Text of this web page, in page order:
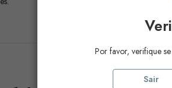
Por favor, verifique
Sair